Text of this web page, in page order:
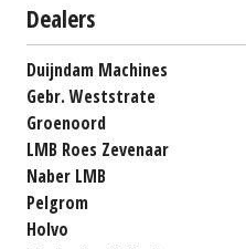
Dealers
Duijndam Machines
Gebr. Weststrate
Groenoord
LMB Roes Zevenaar
Naber LMB
Pelgrom
Holvo